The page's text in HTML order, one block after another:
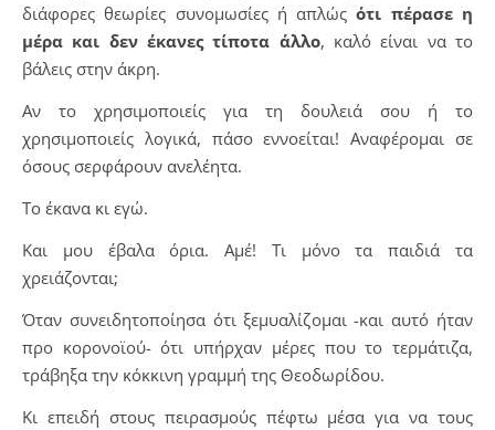
διάφορες θεωρίες συνομωσίες ή απλώςότι πέρασε η
μέρα και δεν έκανες τίποτα άλλο, καλό είναι να το
βάλεις στην άκρη.
Αν το χρησιμοποιείς για τη δουλειά σου ή το
χρησιμοποιείς λογικά, πάσο εννοείται! Αναφέρομαι σε
όσους σερφάρουν ανελέητα.
Το έκανα κι εγώ.
Και μου έβαλα όρια. Αμέ! Τι μόνο τα παιδιά τα
χρειάζονται;
Όταν συνειδητοποίησα ότι ξεμυαλίζομαι -και αυτό ήταν
προ κορονοϊού- ότι υπήρχαν μέρες που το τερμάτιζα,
τράβηξα την κόκκινη γραμμή της Θεοδωρίδου.
Κι επειδή στους πειρασμούς πέφτω μέσα για να τους